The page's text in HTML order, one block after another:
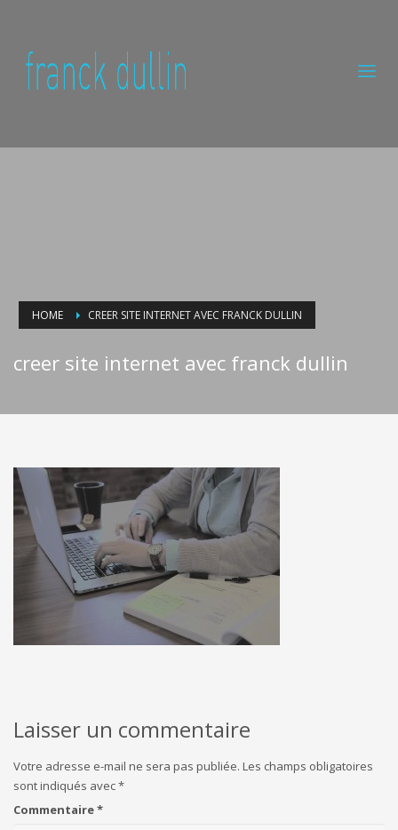
HOME CREER SITE INTERNET AVEC FRANCK DULLIN
creer site internet avec franck dullin
Laisser un commentaire
Votre adresse e-mail ne sera pas publiée. Les champs obligatoires
sont indiqués avec*
Commentaire*